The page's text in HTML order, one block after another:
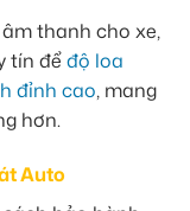
thanh cho xe,
tín đểđộ loa
đỉnh cao, mang
hơn.
Auto